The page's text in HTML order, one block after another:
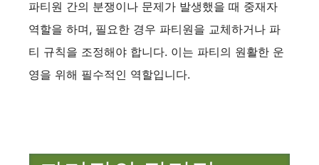
파티원 간의 분쟁이나 문제가 발생했을 때 중재자
역할을 하며, 필요한 경우 파티원을 교체하거나 파
티 규칙을 조정해야 합니다. 이는 파티의 원활한 운
영을 위해 필수적인 역할입니다.